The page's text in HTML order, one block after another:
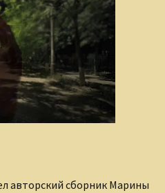
авторский сборник Марины